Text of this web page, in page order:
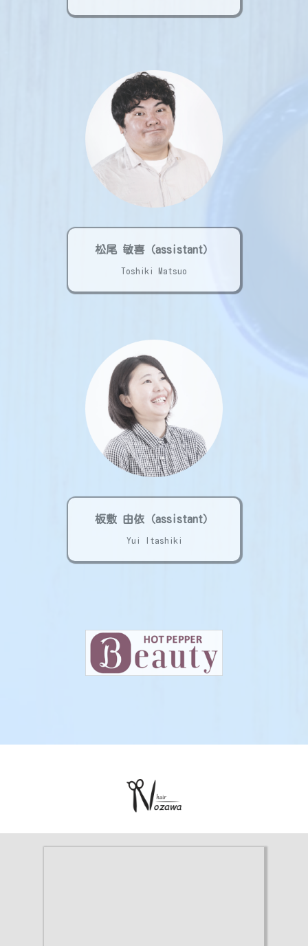
松尾 敏喜（assistant）
Toshiki Matsuo
板敷 由依（assistant）
Yui Itashiki